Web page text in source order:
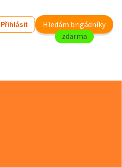
Přihlásit
Hledám brigádníky
zdarma